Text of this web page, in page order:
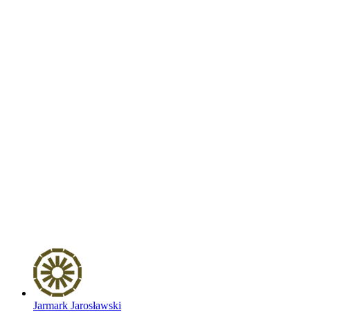
Jarmark Jarosławski